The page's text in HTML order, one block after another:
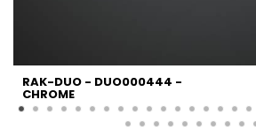
RAK-DUO - DUO000444 -
CHROME